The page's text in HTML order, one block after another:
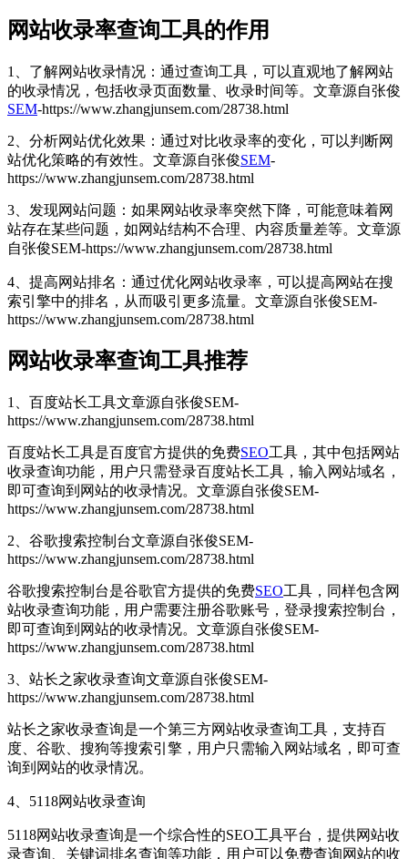
网站收录率查询工具的作用
1、了解网站收录情况：通过查询工具，可以直观地了解网站
的收录情况，包括收录页面数量、收录时间等。 文章源自张俊
SEM-https://www.zhangjunsem.com/28738.html
2、分析网站优化效果：通过对比收录率的变化，可以判断网
站优化策略的有效性。 文章源自张俊SEM-
https://www.zhangjunsem.com/28738.html
3、发现网站问题：如果网站收录率突然下降，可能意味着网
站存在某些问题，如网站结构不合理、内容质量差等。 文章源
自张俊SEM-https://www.zhangjunsem.com/28738.html
4、提高网站排名：通过优化网站收录率，可以提高网站在搜
索引擎中的排名，从而吸引更多流量。 文章源自张俊SEM-
https://www.zhangjunsem.com/28738.html
网站收录率查询工具推荐
1、百度站长工具文章源自张俊SEM-
https://www.zhangjunsem.com/28738.html
百度站长工具是百度官方提供的免费SEO工具，其中包括网站
收录查询功能，用户只需登录百度站长工具，输入网站域名，
即可查询到网站的收录情况。 文章源自张俊SEM-
https://www.zhangjunsem.com/28738.html
2、谷歌搜索控制台文章源自张俊SEM-
https://www.zhangjunsem.com/28738.html
谷歌搜索控制台是谷歌官方提供的免费SEO工具，同样包含网
站收录查询功能，用户需要注册谷歌账号，登录搜索控制台，
即可查询到网站的收录情况。 文章源自张俊SEM-
https://www.zhangjunsem.com/28738.html
3、站长之家收录查询文章源自张俊SEM-
https://www.zhangjunsem.com/28738.html
站长之家收录查询是一个第三方网站收录查询工具，支持百
度、谷歌、搜狗等搜索引擎，用户只需输入网站域名，即可查
询到网站的收录情况。
4、5118网站收录查询
5118网站收录查询是一个综合性的SEO工具平台，提供网站收
录查询、关键词排名查询等功能，用户可以免费查询网站的收